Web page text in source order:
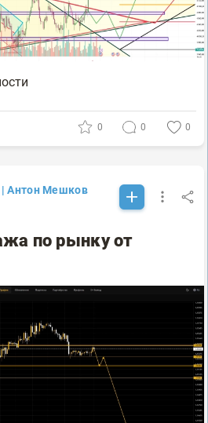
0 0 0
| Антон Мешков
по рынку от